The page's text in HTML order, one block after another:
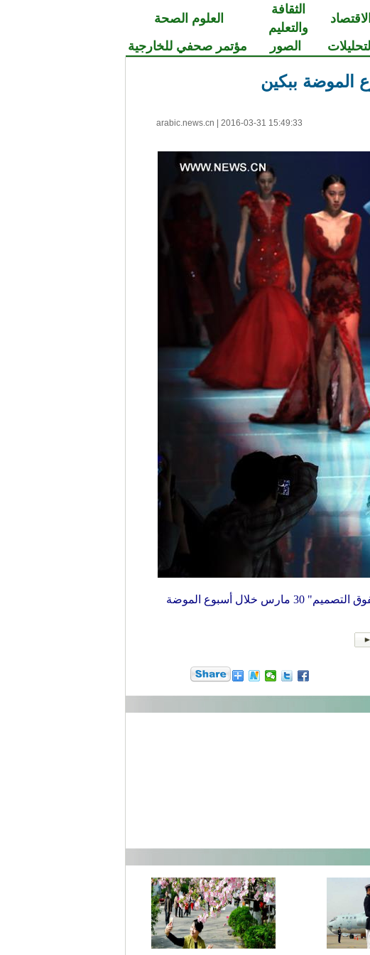
الاقتصاد
الثقافة
والتعليم
العلوم الصحة
الصور مؤتمر صحفي للخارجية
الموضة ببكين
arabic.news.cn 2016-03-31 15:49:33
أقيمت مؤتمر اطلاق لفساتين الزفاف من تصميم المصممة وي تشي يينغ في تحت موضوع "تفوق التصميم" 30 مارس خلال أسبوع الموضة